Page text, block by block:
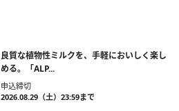
良質な植物性ミルクを、手軽においしく楽し
める。「ALP...
申込締切
2026.08.29（土）23:59まで